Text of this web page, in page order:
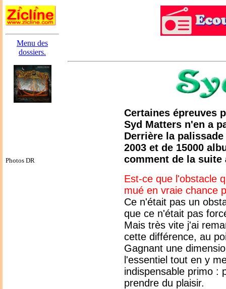
Menu des
dossiers.
Photos DR
Certaines épreuves
Syd Matters n'en a
Derrière la
2003 et de 15000
comment de la suite
Est-ce que l'obstacle
mué en vraie chance
Ce n'était pas un
que ce n'était pas
Mais très vite j'ai
cette différence, au
Gagnant une
l'essentiel tout en y
indispensable primo :
prendre du plaisir.